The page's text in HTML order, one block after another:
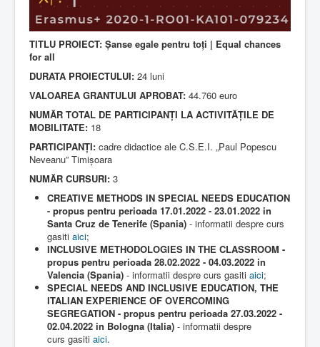
Contact
Lectii e-learning
Resurse-educationale
3
/
5
TITLU PROIECT: Șanse egale pentru toți | Equal chances
for all
DURATA PROIECTULUI: 24 luni
VALOAREA GRANTULUI APROBAT: 44.760 euro
NUMĂR TOTAL DE PARTICIPANȚI LA ACTIVITĂȚILE DE
MOBILITATE: 18
PARTICIPANȚI: cadre didactice ale C.S.E.I. „Paul Popescu
Neveanu” Timișoara
NUMĂR CURSURI: 3
CREATIVE METHODS IN SPECIAL NEEDS EDUCATION
- propus pentru perioada 17.01.2022 - 23.01.2022 in
Santa Cruz de Tenerife (Spania) - informatii despre curs
gasiti aici;
INCLUSIVE METHODOLOGIES IN THE CLASSROOM -
propus pentru perioada 28.02.2022 - 04.03.2022 in
Valencia (Spania) - informatii despre curs gasiti aici;
SPECIAL NEEDS AND INCLUSIVE EDUCATION, THE
ITALIAN EXPERIENCE OF OVERCOMING
SEGREGATION - propus pentru perioada 27.03.2022 -
02.04.2022 in Bologna (Italia) - informatii despre
curs gasiti aici.